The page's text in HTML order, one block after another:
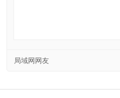
局域网网友